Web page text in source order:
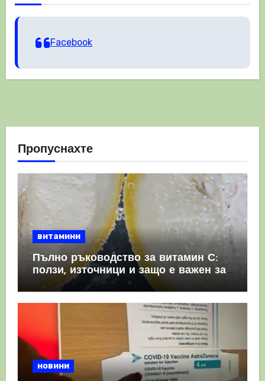
Facebook
Пропуснахте
витамини
Пълно ръководство за витамин С:
ползи, източници и защо е важен за
имунната система
новини